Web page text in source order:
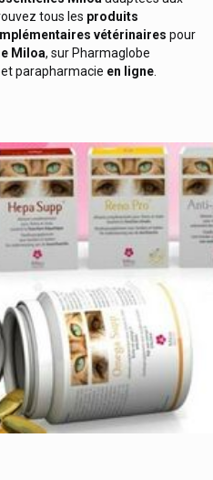
tous les produits
vétérinaires pour
Miloa, sur Pharmaglobe
et parapharmacie en ligne.